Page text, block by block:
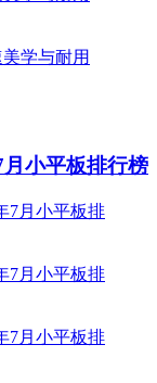
小平板排行榜